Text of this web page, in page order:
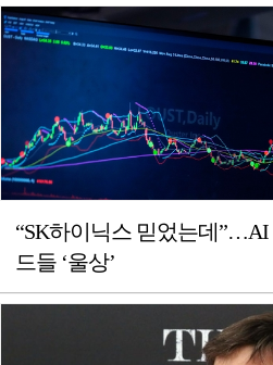
“SK하이닉스 믿었는데
드들 ‘울상’